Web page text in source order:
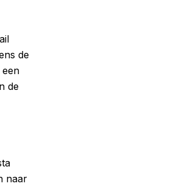
de
de
naar